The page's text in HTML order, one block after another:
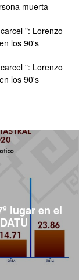
muerta
": Lorenzo
los 90's
": Lorenzo
los 90's
lugar en el